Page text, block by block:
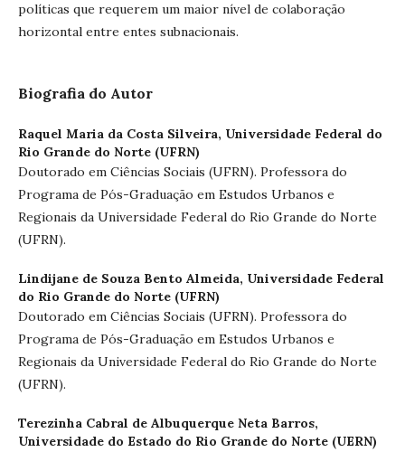
políticas que requerem um maior nível de colaboração
horizontal entre entes subnacionais.
Biografia do Autor
Raquel Maria da Costa Silveira, Universidade Federal do
Rio Grande do Norte (UFRN)
Doutorado em Ciências Sociais (UFRN). Professora do
Programa de Pós-Graduação em Estudos Urbanos e
Regionais da Universidade Federal do Rio Grande do Norte
(UFRN).
Lindijane de Souza Bento Almeida, Universidade Federal
do Rio Grande do Norte (UFRN)
Doutorado em Ciências Sociais (UFRN). Professora do
Programa de Pós-Graduação em Estudos Urbanos e
Regionais da Universidade Federal do Rio Grande do Norte
(UFRN).
Terezinha Cabral de Albuquerque Neta Barros,
Universidade do Estado do Rio Grande do Norte (UERN)